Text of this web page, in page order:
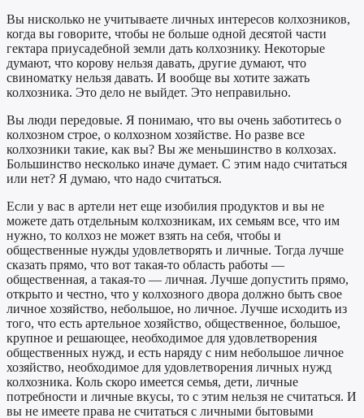
Вы нисколько не учитываете личных интересов колхозников,
когда вы говорите, чтобы не больше одной десятой части
гектара приусадебной земли дать колхознику. Некоторые
думают, что корову нельзя давать, другие думают, что
свиноматку нельзя давать. И вообще вы хотите зажать
колхозника. Это дело не выйдет. Это неправильно.
Вы люди передовые. Я понимаю, что вы очень заботитесь о
колхозном строе, о колхозном хозяйстве. Но разве все
колхозники такие, как вы? Вы же меньшинство в колхозах.
Большинство несколько иначе думает. С этим надо считаться
или нет? Я думаю, что надо считаться.
Если у вас в артели нет еще изобилия продуктов и вы не
можете дать отдельным колхозникам, их семьям все, что им
нужно, то колхоз не может взять на себя, чтобы и
общественные нужды удовлетворять и личные. Тогда лучше
сказать прямо, что вот такая-то область работы —
общественная, а такая-то — личная. Лучше допустить прямо,
открыто и честно, что у колхозного двора должно быть свое
личное хозяйство, небольшое, но личное. Лучше исходить из
того, что есть артельное хозяйство, общественное, большое,
крупное и решающее, необходимое для удовлетворения
общественных нужд, и есть наряду с ним небольшое личное
хозяйство, необходимое для удовлетворения личных нужд
колхозника. Коль скоро имеется семья, дети, личные
потребности и личные вкусы, то с этим нельзя не считаться. И
вы не имеете права не считаться с личными бытовыми